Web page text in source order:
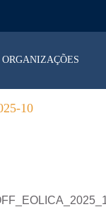
ORGANIZAÇÕES
10